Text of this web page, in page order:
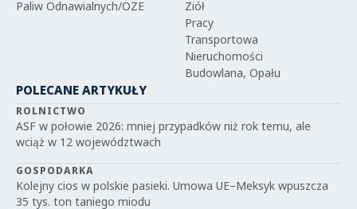
Paliw Odnawialnych/OZE
Ziół
Pracy
Transportowa
Nieruchomości
Budowlana, Opału
POLECANE ARTYKUŁY
ROLNICTWO
ASF w połowie 2026: mniej przypadków niż rok temu, ale
wciąż w 12 województwach
GOSPODARKA
Kolejny cios w polskie pasieki. Umowa UE–Meksyk wpuszcza
35 tys. ton taniego miodu